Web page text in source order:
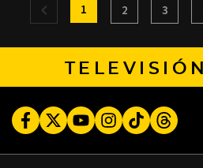
1 2 3
TELEVISIÓN
FacebookTwitterYoutubeInstagram
TikTok